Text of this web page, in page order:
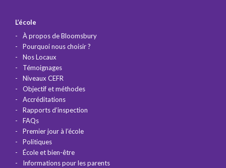
L’école
À propos de Bloomsbury
Pourquoi nous choisir ?
Nos Locaux
Témoignages
Niveaux CEFR
Objectif et méthodes
Accréditations
Rapports d’inspection
FAQs
Premier jour à l’école
Politiques
École et bien-être
Informations pour les parents